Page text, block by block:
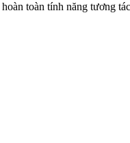
toàn tính năng tương